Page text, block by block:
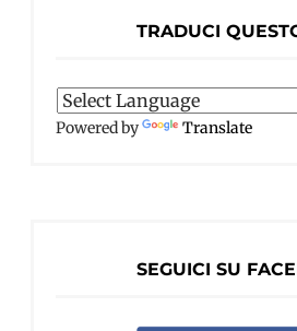
TRADUCI
Powered by Translate
SEGUICI SU